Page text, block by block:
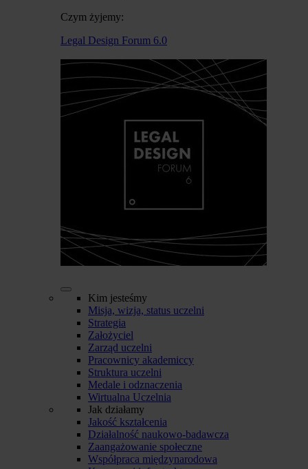
Czym żyjemy:
Legal Design Forum 6.0
Kim jesteśmy
Misja, wizja, status uczelni
Strategia
Założyciel
Zarząd uczelni
Pracownicy akademiccy
Struktura uczelni
Medale i odznaczenia
Wirtualna Uczelnia
Jak działamy
Jakość kształcenia
Działalność naukowo-badawcza
Zaangażowanie społeczne
Współpraca międzynarodowa